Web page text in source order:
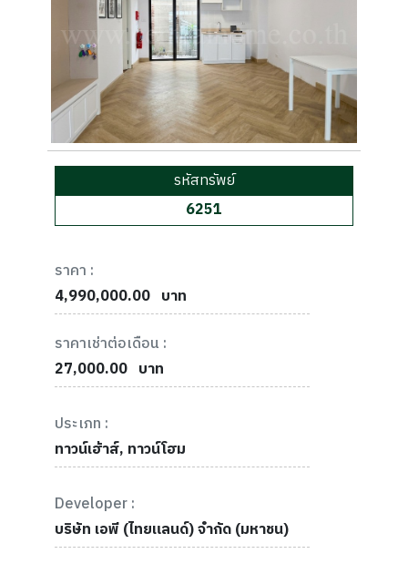
รหัสทรัพย์
6251
ราคา :
4,990,000.00 บาท
ราคาเช่าต่อเดือน :
27,000.00 บาท
ประเภท :
ทาวน์เฮ้าส์, ทาวน์โฮม
Developer :
บริษัท เอพี (ไทยแลนด์) จำกัด (มหาชน)